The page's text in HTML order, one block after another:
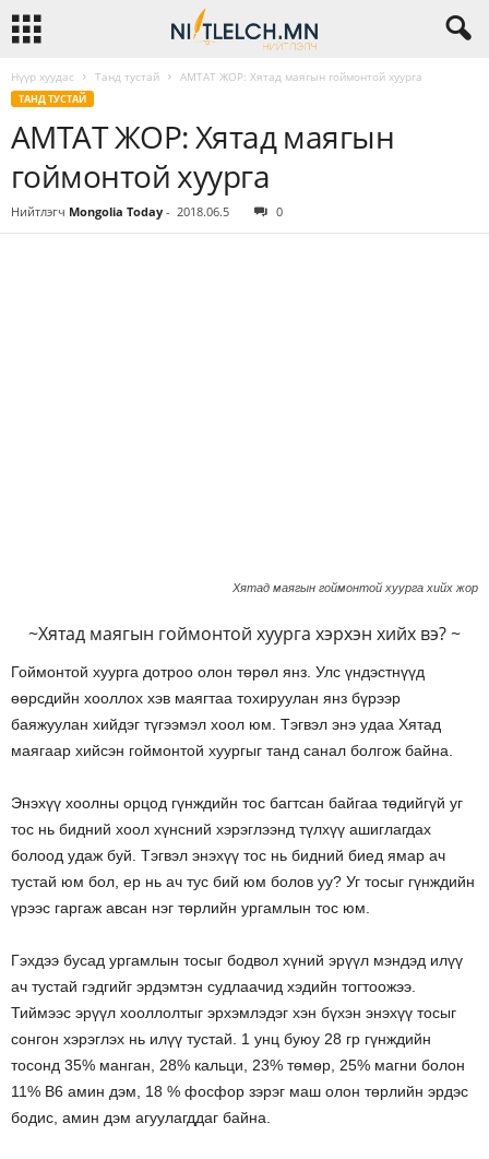
Нүүр хуудас Танд тустай АМТАТ ЖОР: Хятад маягын гоймонтой хуурга
ТАНД ТУСТАЙ
АМТАТ ЖОР: Хятад маягын
гоймонтой хуурга
Нийтлэгч Mongolia Today - 2018.06.5 0
Хятад маягын гоймонтой хуурга хийх жор
~Хятад маягын гоймонтой хуурга хэрхэн хийх вэ? ~
Гоймонтой хуурга дотроо олон төрөл янз. Улс үндэстнүүд
өөрсдийн хооллох хэв маягтаа тохируулан янз бүрээр
баяжуулан хийдэг түгээмэл хоол юм. Тэгвэл энэ удаа Хятад
маягаар хийсэн гоймонтой хуургыг танд санал болгож байна.
Энэхүү хоолны орцод гүнждийн тос багтсан байгаа төдийгүй уг
тос нь бидний хоол хүнсний хэрэглээнд түлхүү ашиглагдах
болоод удаж буй. Тэгвэл энэхүү тос нь бидний биед ямар ач
тустай юм бол, ер нь ач тус бий юм болов уу? Уг тосыг гүнждийн
үрээс гаргаж авсан нэг төрлийн ургамлын тос юм.
Гэхдээ бусад ургамлын тосыг бодвол хүний эрүүл мэндэд илүү
ач тустай гэдгийг эрдэмтэн судлаачид хэдийн тогтоожээ.
Тиймээс эрүүл хооллолтыг эрхэмлэдэг хэн бүхэн энэхүү тосыг
сонгон хэрэглэх нь илүү тустай. 1 унц буюу 28 гр гүнждийн
тосонд 35% манган, 28% кальци, 23% төмөр, 25% магни болон
11% В6 амин дэм, 18 % фосфор зэрэг маш олон төрлийн эрдэс
бодис, амин дэм агуулагддаг байна.